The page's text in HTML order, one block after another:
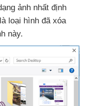
ảnh nhất định
loại hình đã xóa
này.